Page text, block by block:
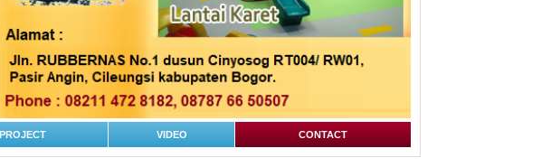
PROJECT VIDEO CONTACT